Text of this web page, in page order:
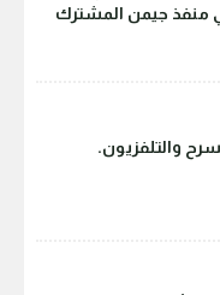
منفذ جيمن المشترك
والتلفزيون.